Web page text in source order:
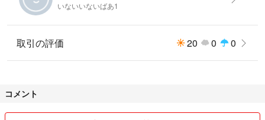
いないいないばあ1
取引の評価 20 0 0
コメント